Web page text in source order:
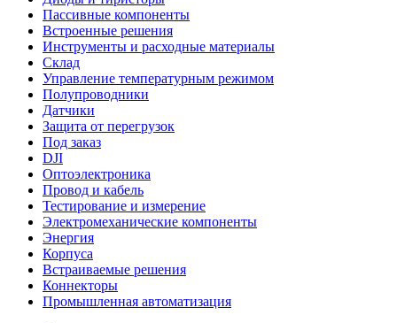
Пассивные компоненты
Встроенные решения
Инструменты и расходные материалы
Склад
Управление температурным режимом
Полупроводники
Датчики
Защита от перегрузок
Под заказ
DJI
Оптоэлектроника
Провод и кабель
Тестирование и измерение
Электромеханические компоненты
Энергия
Корпуса
Встраиваемые решения
Коннекторы
Промышленная автоматизация